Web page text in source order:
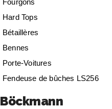
Hard Tops
Bétaillères
Bennes
Porte-Voitures
Fendeuse de bûches LS256
Böckmann